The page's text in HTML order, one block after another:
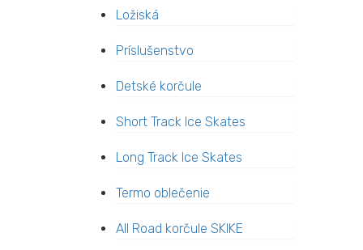
Ložiská
Príslušenstvo
Detské korčule
Short Track Ice Skates
Long Track Ice Skates
Termo oblečenie
All Road korčule SKIKE